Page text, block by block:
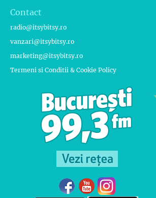
Contact
radio@itsybitsy.ro
vanzari@itsybitsy.ro
marketing@itsybitsy.ro
Termeni si Conditii & Cookie Policy